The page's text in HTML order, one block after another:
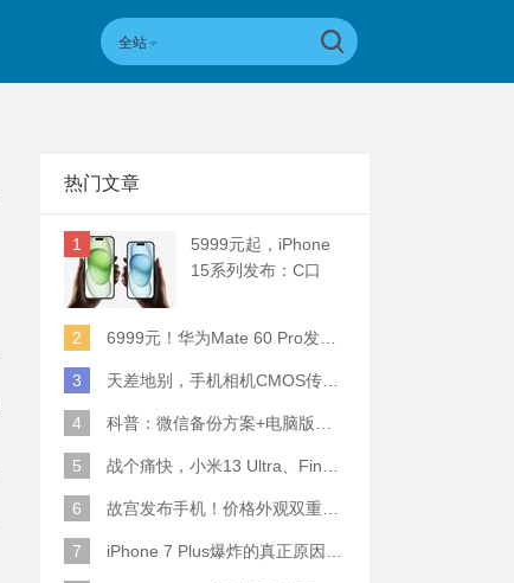
全站
热门文章
1
5999元起，iPhone
15系列发布：C口
2
6999元！华为Mate 60 Pro发布：麒麟9000S+卫星通话 (附初步跑分)
3 天差地别，手机相机CMOS传感器实际面积对比
4 科普：微信备份方案+电脑版丢失数据恢复指南
5 战个痛快，小米13 Ultra、Find X6 Pro、vivo X90 Pro+、小米12SU拍照横评
6 故宫发布手机！价格外观双重逆天！
7 iPhone 7 Plus爆炸的真正原因原来是这样